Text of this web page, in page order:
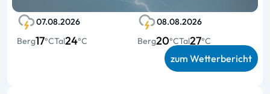
07.08.2026
Berg17°CTal24°C
08.08.2026
Berg20°CTal27°C
zum Wetterbericht